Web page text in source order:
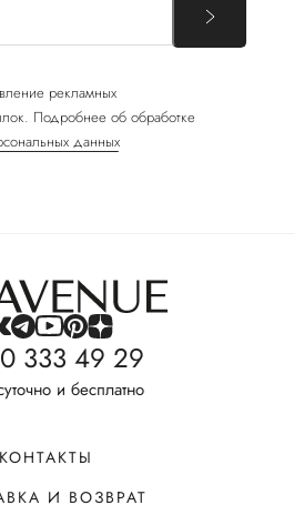
рекламных
Подробнее об обработке
данных
333 49 29
и бесплатно
КОНТАКТЫ
И ВОЗВРАТ